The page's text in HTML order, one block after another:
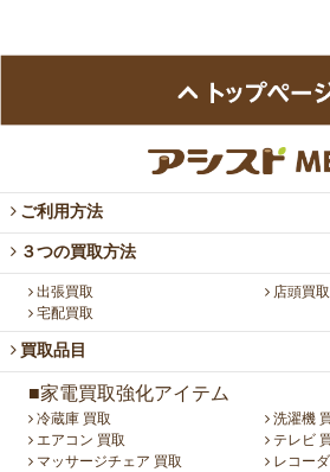
ご利用方法
３つの買取方法
出張買取
店頭買取
宅配買取
買取品目
■家電買取強化アイテム
冷蔵庫 買取
洗濯機
エアコン 買取
テレビ
マッサージチェア 買取
レコー